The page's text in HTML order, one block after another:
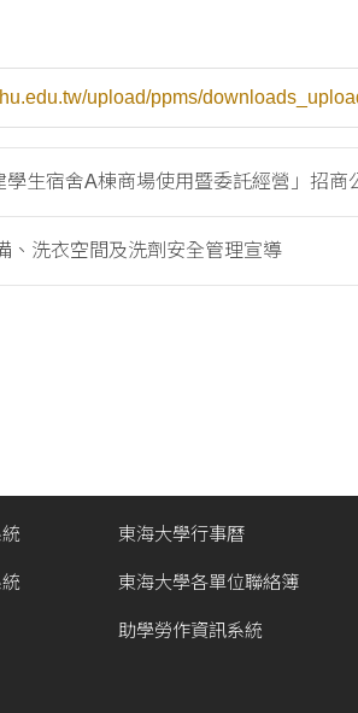
upload/ppms/
學生宿舍A棟商場使用暨委託經營」招商
、洗衣空間及洗劑安全管理宣導
東海大學行事曆
東海大學各單位聯絡簿
助學勞作資訊系統